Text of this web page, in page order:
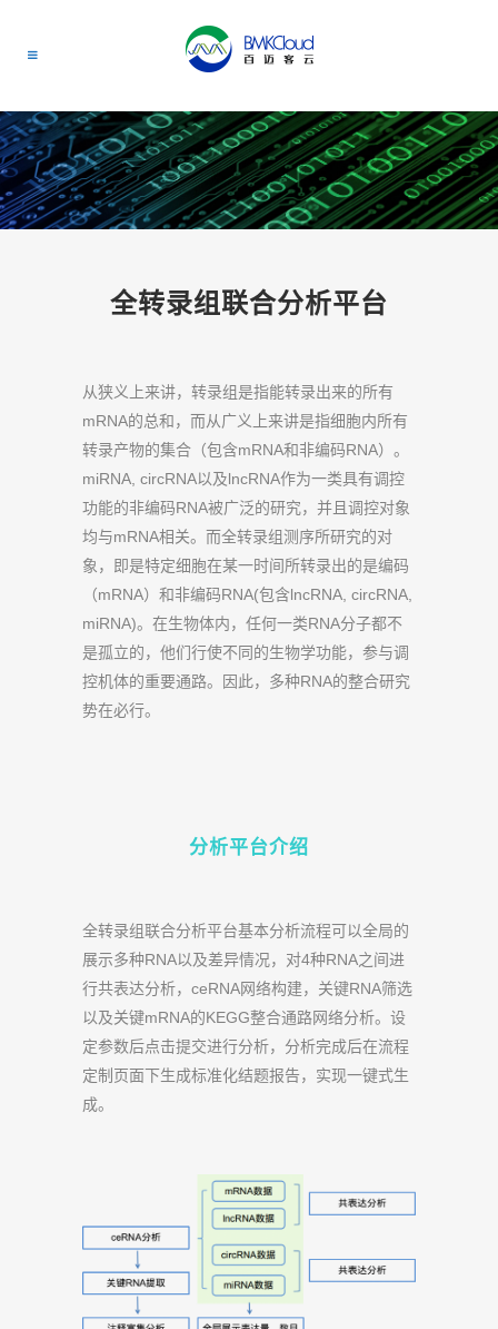
全转录组联合分析平台
从狭义上来讲，转录组是指能转录出来的所有
mRNA的总和，而从广义上来讲是指细胞内所有
转录产物的集合（包含mRNA和非编码RNA）。
miRNA, circRNA以及lncRNA作为一类具有调控
功能的非编码RNA被广泛的研究，并且调控对象
均与mRNA相关。而全转录组测序所研究的对
象，即是特定细胞在某一时间所转录出的是编码
（mRNA）和非编码RNA(包含lncRNA, circRNA,
miRNA)。在生物体内，任何一类RNA分子都不
是孤立的，他们行使不同的生物学功能，参与调
控机体的重要通路。因此，多种RNA的整合研究
势在必行。
分析平台介绍
全转录组联合分析平台基本分析流程可以全局的
展示多种RNA以及差异情况，对4种RNA之间进
行共表达分析，ceRNA网络构建，关键RNA筛选
以及关键mRNA的KEGG整合通路网络分析。设
定参数后点击提交进行分析，分析完成后在流程
定制页面下生成标准化结题报告，实现一键式生
成。